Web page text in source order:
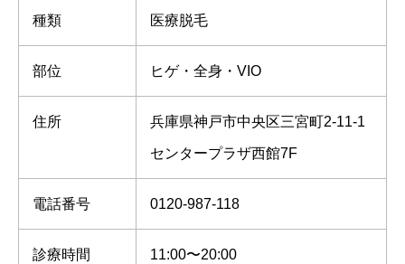
種類 医療脱毛
部位 ヒゲ・全身・VIO
住所 兵庫県神戸市中央区三宮町2-11-1
センタープラザ西館7F
電話番号 0120-987-118
診療時間 11:00〜20:00